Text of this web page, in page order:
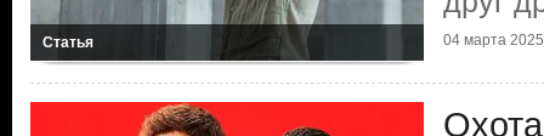
Статья 04 марта 2025